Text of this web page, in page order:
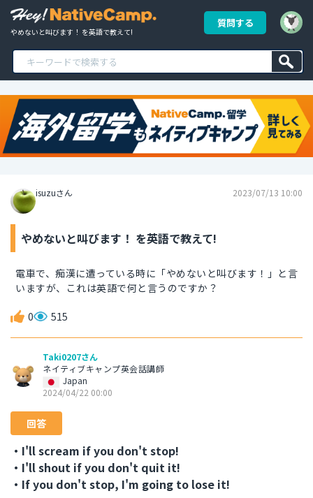
やめないと叫びます！ を英語で教えて!
質問する
isuzuさん 2023/07/13 10:00
やめないと叫びます！ を英語で教えて!
電車で、痴漢に遭っている時に「やめないと叫びます！」と言
いますが、これは英語で何と言うのですか？
0 515
Taki0207さん
ネイティブキャンプ英会話講師
Japan
2024/04/22 00:00
回答
・I'll scream if you don't stop!
・I'll shout if you don't quit it!
・If you don't stop, I'm going to lose it!